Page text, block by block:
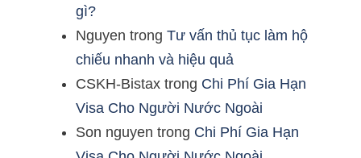
gì?
Nguyen trong Tư vấn thủ tục làm hộ
chiếu nhanh và hiệu quả
CSKH-Bistax trong Chi Phí Gia Hạn
Visa Cho Người Nước Ngoài
Son nguyen trong Chi Phí Gia Hạn